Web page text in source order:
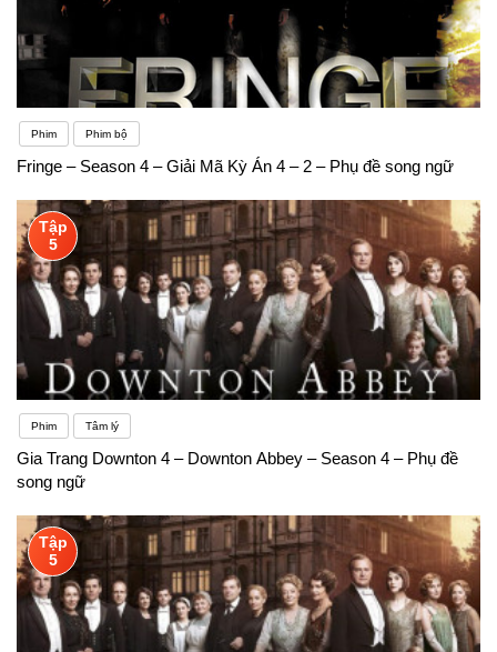
Phim Phim bộ
Fringe – Season 4 – Giải Mã Kỳ Án 4 – 2 – Phụ đề song ngữ
Tập
5
Phim Tâm lý
Gia Trang Downton 4 – Downton Abbey – Season 4 – Phụ đề
song ngữ
Tập
5